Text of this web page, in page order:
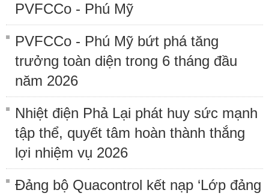
PVFCCo - Phú Mỹ
PVFCCo - Phú Mỹ bứt phá tăng
trưởng toàn diện trong 6 tháng đầu
năm 2026
Nhiệt điện Phả Lại phát huy sức mạnh
tập thể, quyết tâm hoàn thành thắng
lợi nhiệm vụ 2026
Đảng bộ Quacontrol kết nạp ‘Lớp đảng